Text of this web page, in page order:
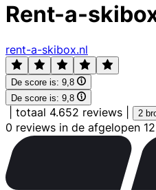
Rent-a-
rent-a-skibox.nl
De score is: 9,8
De score is: 9,8
totaal 4.652 reviews 2
0 reviews in de afgelopen